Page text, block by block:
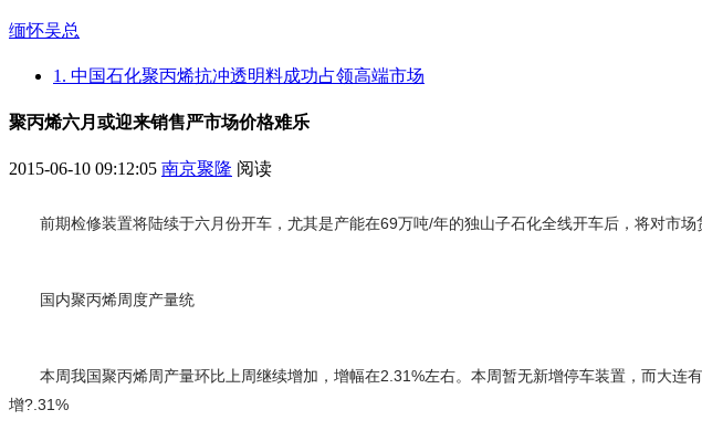
缅怀吴总
1. 中国石化聚丙烯抗冲透明料成功占领高端市场
聚丙烯六月或迎来销售严市场价格难乐
2015-06-10 09:12:05 南京聚隆 阅读
前期检修装置将陆续于六月份开车，尤其是产能在69万吨/年的独山子石化全线开车后，将对市
国内聚丙烯周度产量统
本周我国聚丙烯周产量环比上周继续增加，增幅在2.31%左右。本周暂无新增停车装置，而大
增?.31%